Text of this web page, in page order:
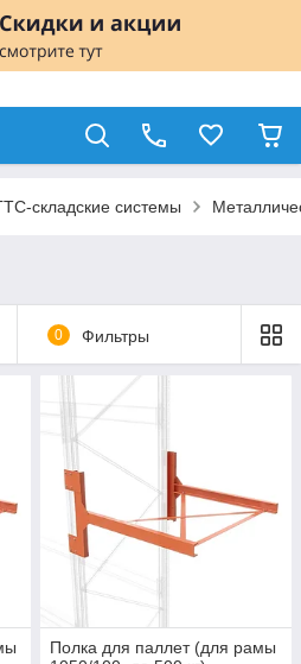
складские системы
0 Фильтры
Полка для паллет (для рамы